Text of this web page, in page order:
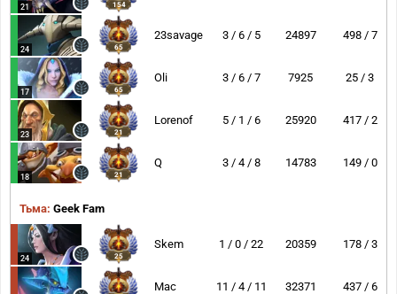
21 154
24 65
23savage 3 / 6 / 5 24897 498 / 7
17 65
Oli 3 / 6 / 7 7925 25 / 3
23 21
Lorenof 5 / 1 / 6 25920 417 / 2
18 21
Q 3 / 4 / 8 14783 149 / 0
Тьма: Geek Fam
24 25
Skem 1 / 0 / 22 20359 178 / 3
Mac 11 / 4 / 11 32371 437 / 6